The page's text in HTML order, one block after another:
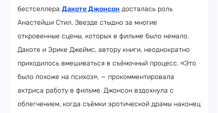
бестселлера Дакоте Джонсон досталась роль
Анастейши Стил. Звезде стыдно за многие
откровенные сцены, которых в фильме было немало.
Дакоте и Эрике Джеймс, автору книги, неоднократно
приходилось вмешиваться в съёмочный процесс. «Это
было похоже на психоз», — прокомментировала
актриса работу в фильме. Джонсон вздохнула с
облегчением, когда съёмки эротической драмы наконец